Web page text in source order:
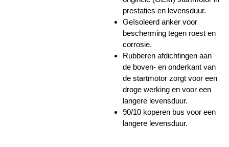
prestaties en levensduur.
Geïsoleerd anker voor
bescherming tegen roest en
corrosie.
Rubberen afdichtingen aan
de boven- en onderkant van
de startmotor zorgt voor een
droge werking en voor een
langere levensduur.
90/10 koperen bus voor een
langere levensduur.